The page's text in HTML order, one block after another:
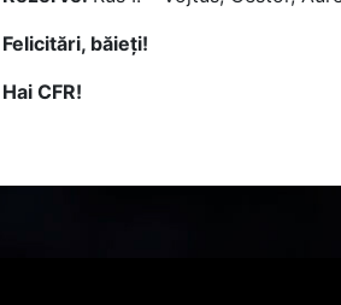
Felicitări, băieți!
Hai CFR!